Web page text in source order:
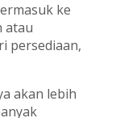
ke
atau
persediaan,
akan lebih